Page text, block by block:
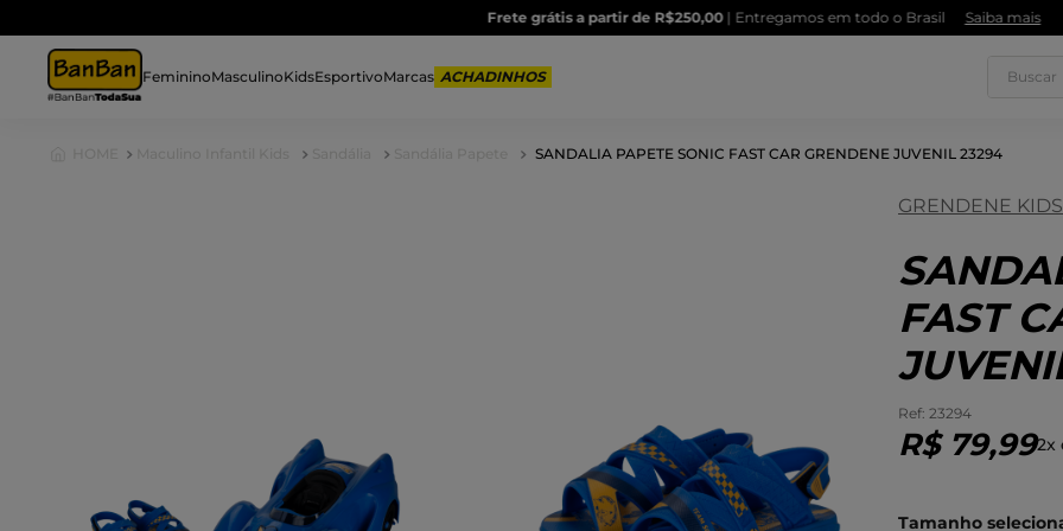
Parcele em até10x sem juros
FemininoMasculinoKidsEsportivoMarcas
SANDALIA PAPETE SONIC FAST CAR GRENDENE JUVENIL 23294
GRENDENE
FAST
: 23294
R$ 79,992x
1º
º
7º
9º